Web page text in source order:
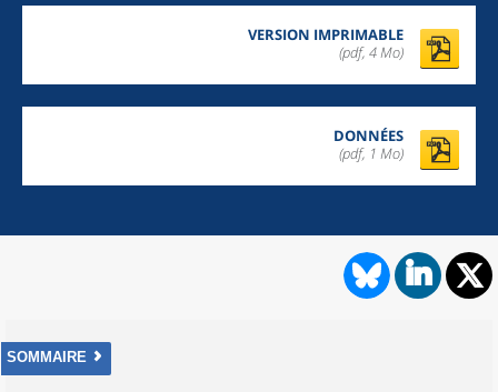
VERSION IMPRIMABLE
(pdf, 4 Mo)
DONNÉES
(pdf, 1 Mo)
SOMMAIRE